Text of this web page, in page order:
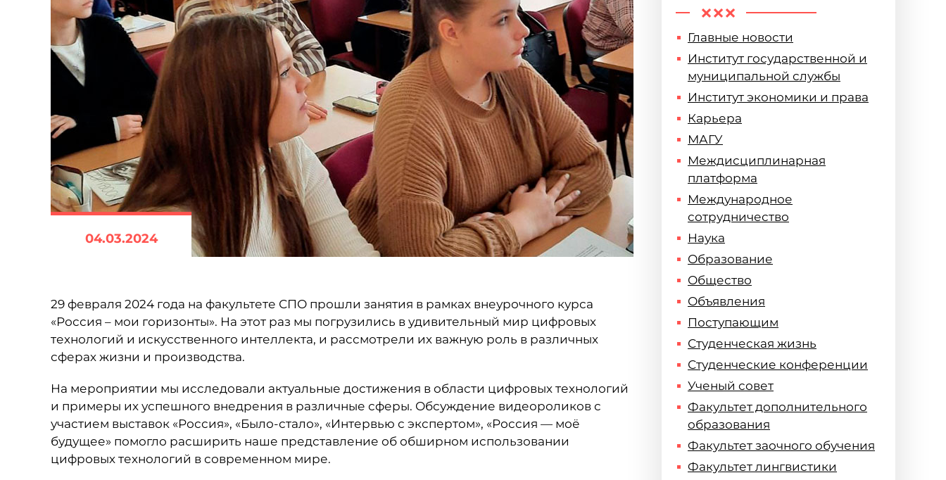
04.03.2024
29 февраля 2024 года на факультете СПО прошли занятия в рамках внеурочного курса
«Россия – мои горизонты». На этот раз мы погрузились в удивительный мир цифровых
технологий и искусственного интеллекта, и рассмотрели их важную роль в различных
сферах жизни и производства.
На мероприятии мы исследовали актуальные достижения в области цифровых технологий
и примеры их успешного внедрения в различные сферы. Обсуждение видеороликов с
участием выставок «Россия», «Было-стало», «Интервью с экспертом», «Россия — моё
будущее» помогло расширить наше представление об обширном использовании
цифровых технологий в современном мире.
Главные новости
Институт государственной и
муниципальной службы
Институт экономики и права
Карьера
МАГУ
Междисциплинарная
платформа
Международное
сотрудничество
Наука
Образование
Общество
Объявления
Поступающим
Студенческая жизнь
Студенческие конференции
Ученый совет
Факультет дополнительного
образования
Факультет заочного обучения
Факультет лингвистики